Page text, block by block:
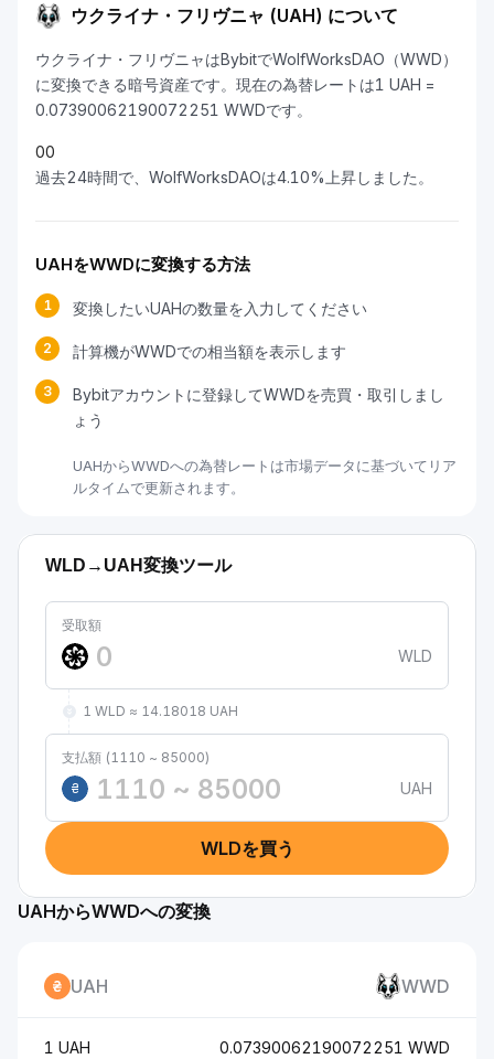
ウクライナ・フリヴニャ (UAH) について
ウクライナ・フリヴニャはBybitでWolfWorksDAO（WWD）
に変換できる暗号資産です。現在の為替レートは1 UAH =
0.07390062190072251 WWDです。
00
過去24時間で、WolfWorksDAOは4.10%上昇しました。
UAHをWWDに変換する方法
1 変換したいUAHの数量を入力してください
2 計算機がWWDでの相当額を表示します
3
Bybitアカウントに登録してWWDを売買・取引しまし
ょう
UAHからWWDへの為替レートは市場データに基づいてリア
ルタイムで更新されます。
WLD→UAH変換ツール
受取額
WLD
1 WLD ≈ 14.18018 UAH
支払額 (1110 ~ 85000)
₴
UAH
WLDを買う
UAHからWWDへの変換
UAH WWD
1 UAH 0.07390062190072251 WWD